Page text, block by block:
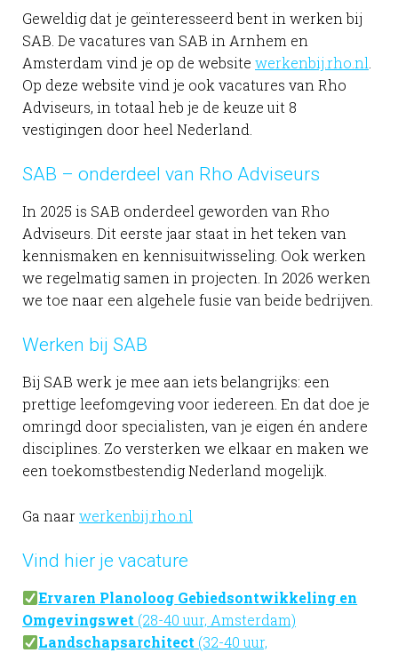
Geweldig dat je geïnteresseerd bent in werken bij
SAB. De vacatures van SAB in Arnhem en
Amsterdam vind je op de website werkenbij.rho.nl
Op deze website vind je ook vacatures van Rho
Adviseurs, in totaal heb je de keuze uit 8
vestigingen door heel Nederland.
SAB – onderdeel van Rho Adviseurs
In 2025 is SAB onderdeel geworden van Rho
Adviseurs. Dit eerste jaar staat in het teken van
kennismaken en kennisuitwisseling. Ook werken
we regelmatig samen in projecten. In 2026 werken
we toe naar een algehele fusie van beide bedrijven.
Werken bij SAB
Bij SAB werk je mee aan iets belangrijks: een
prettige leefomgeving voor iedereen. En dat doe je
omringd door specialisten, van je eigen én andere
disciplines. Zo versterken we elkaar en maken we
een toekomstbestendig Nederland mogelijk.
Ga naarwerkenbij.rho.nl
Vind hier je vacature
Ervaren Planoloog Gebiedsontwikkeling en
Omgevingswet (28-40 uur, Amsterdam)
Landschapsarchitect (32-40 uur,